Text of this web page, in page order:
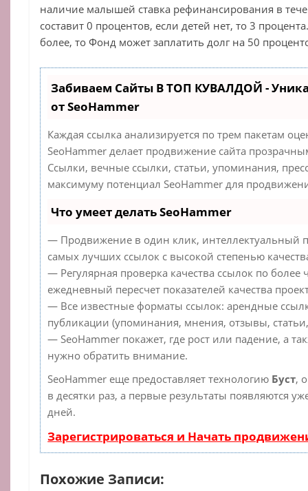
наличие малышей ставка рефинансирования в
составит 0 процентов, если детей нет, то 3
более, то Фонд может заплатить долг на 50
Забиваем Сайты В ТОП КУВАЛДОЙ -
от SeoHammer
Каждая ссылка анализируется по трем пакетам
SeoHammer делает продвижение сайта
Ссылки, вечные ссылки, статьи, упоминания,
максимуму потенциал SeoHammer для
Что умеет делать SeoHammer
— Продвижение в один клик, интеллектуальный
самых лучших ссылок с высокой степенью
— Регулярная проверка качества ссылок по более
ежедневный пересчет показателей качества
— Все известные форматы ссылок: арендные
публикации (упоминания, мнения, отзывы,
— SeoHammer покажет, где рост или падение, а
нужно обратить внимание.
SeoHammer еще предоставляет технологию Буст,
в десятки раз, а первые результаты появляются
дней.
Зарегистрироваться и Начать
Похожие Записи: